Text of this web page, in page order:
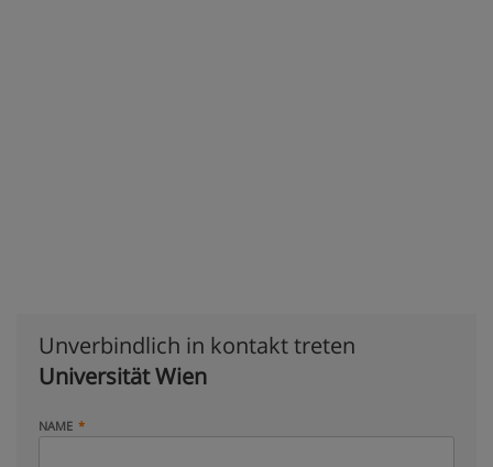
Unverbindlich in kontakt treten
Universität Wien
NAME